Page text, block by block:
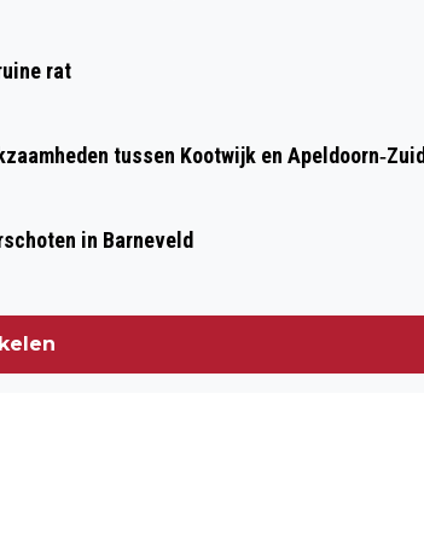
rat
tussen Kootwijk en Apeldoorn‐Zuid
in Barneveld